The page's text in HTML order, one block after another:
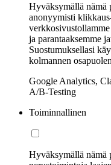
Hyväksymällä nämä
anonyymisti
ja parantaaksemme
Suostumuksellasi
kolmannen
Google Analytics,
A/B-Testing
Toiminnallinen
Hyväksymällä nämä